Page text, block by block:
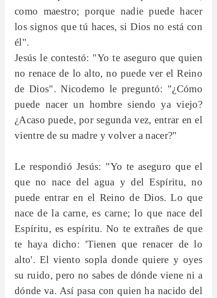
como maestro; porque nadie puede hacer
los signos que tú haces, si Dios no está con
él".
Jesús le contestó: "Yo te aseguro que quien
no renace de lo alto, no puede ver el Reino
de Dios". Nicodemo le preguntó: "¿Cómo
puede nacer un hombre siendo ya viejo?
¿Acaso puede, por segunda vez, entrar en el
vientre de su madre y volver a nacer?"
Le respondió Jesús: "Yo te aseguro que el
que no nace del agua y del Espíritu, no
puede entrar en el Reino de Dios. Lo que
nace de la carne, es carne; lo que nace del
Espíritu, es espíritu. No te extrañes de que
te haya dicho: 'Tienen que renacer de lo
alto'. El viento sopla donde quiere y oyes
su ruido, pero no sabes de dónde viene ni a
dónde va. Así pasa con quien ha nacido del